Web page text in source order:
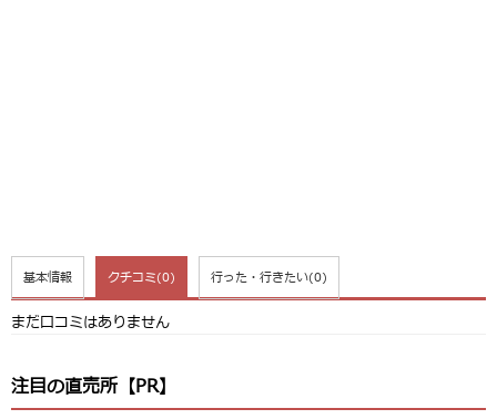
基本情報 クチコミ(0) 行った・行きたい(0)
まだ口コミはありません
注目の直売所【PR】